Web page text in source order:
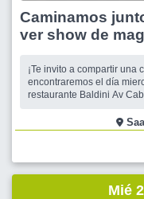
Caminamos
ver show de
¡Te invito a compartir una
encontraremos el día miercoles 20 de Mayo
restaurante Baldini Av Cabildo 3701 esquina Crisologo Larralde.
vez que lleguemos
Mié